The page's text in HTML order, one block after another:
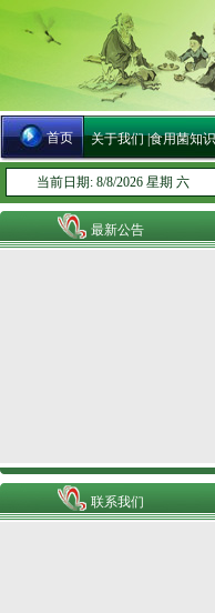
首页 关于我们|食用菌知识
当前日期: 8/8/2026 星期 六
最新公告
联系我们